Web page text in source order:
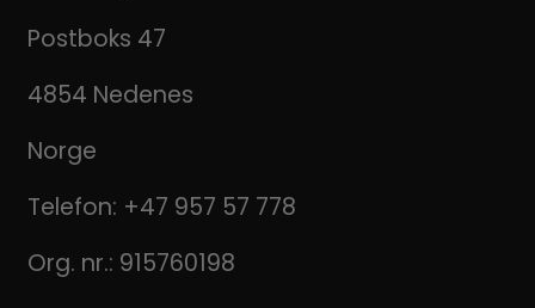
Postboks 47
4854 Nedenes
Norge
Telefon: +47 957 57 778
Org. nr.: 915760198